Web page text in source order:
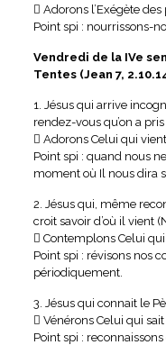
 Adorons l’Exégète
Point spi : nourrissons-
Vendredi de la IVe
Tentes (Jean 7,
1. Jésus qui arrive
rendez-vous qu’on a
 Adorons Celui qui
Point spi : quand nous
moment où Il nous dira
2. Jésus qui, même
croit savoir d’où il vient
 Contemplons Celui
Point spi : révisons nos
périodiquement.
3. Jésus qui connait le
 Vénérons Celui qui
Point spi :